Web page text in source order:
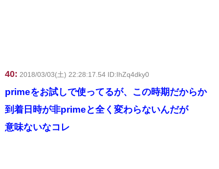
40: 2018/03/03(土) 22:28:17.54 ID:IhZq4dky0
primeをお試しで使ってるが、この時期だからか
到着日時が非primeと全く変わらないんだが
意味ないなコレ